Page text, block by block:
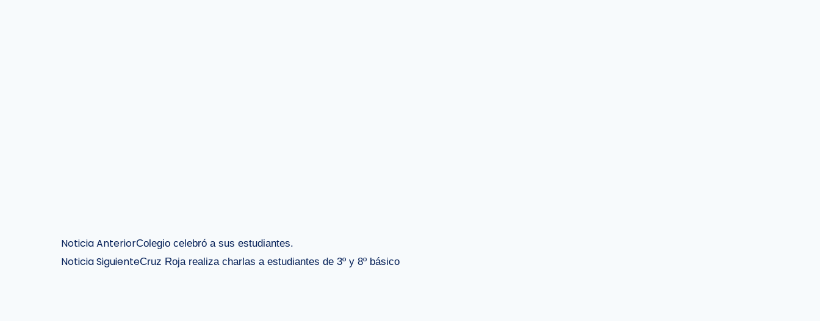
Noticia AnteriorColegio celebró a sus estudiantes.
Noticia SiguienteCruz Roja realiza charlas a estudiantes de 3º y 8º básico